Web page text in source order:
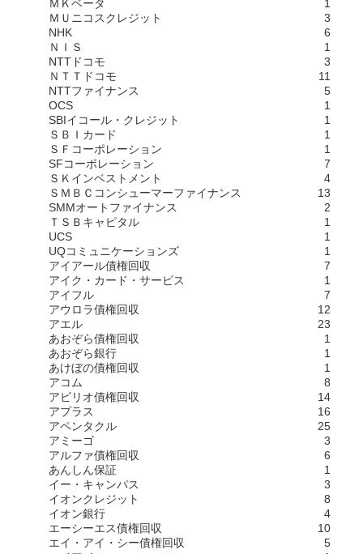
ＭＫベータ
1
ＭＵニコスクレジット
3
NHK
6
ＮＩＳ
1
NTTドコモ
3
ＮＴＴドコモ
11
NTTファイナンス
5
OCS
1
SBIイコール・クレジット
1
ＳＢＩカード
1
ＳＦコーポレーション
1
SFコーポレーション
7
ＳＫインベストメント
4
ＳＭＢＣコンシューマーファイナンス
13
SMMオートファイナンス
2
ＴＳＢキャピタル
1
UCS
1
UQコミュニケーションズ
1
アイアール債権回収
7
アイク・カード・サービス
1
アイフル
7
アウロラ債権回収
12
アエル
23
あおぞら債権回収
1
あおぞら銀行
1
あけぼの債権回収
1
アコム
8
アビリオ債権回収
14
アプラス
16
アペンタクル
25
アミーゴ
3
アルファ債権回収
6
あんしん保証
1
イー・キャンパス
3
イオンクレジット
8
イオン銀行
4
エーシーエス債権回収
10
エイ・アイ・シー債権回収
5